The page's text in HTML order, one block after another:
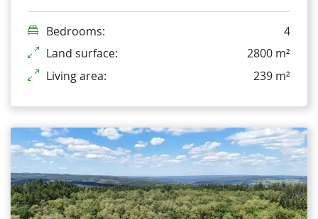
Bedrooms:
4
Land surface:
2800 m²
Living area:
239 m²